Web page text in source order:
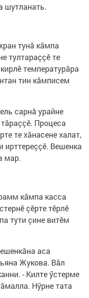
шутланать.
тунă кăмпа
тултараççӗ те
температурăра
тин кăмписем
сарнă урайне
Процеса
те хăнасене халат,
ирттереççӗ. Вешенка
мар.
кăмпа касса
çӗрте тӗрлӗ
тути çине витӗм
аса
Жукова. Вăл
- Килте ӳстерме
Нӳрне тата